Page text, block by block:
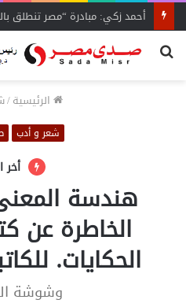
أحمد زكي: مبادرة “مصر تنطلق
بحث
الرئيسية/
شعر و أدب
أخر
هندسة
الخاطرة عن
الحكايات.
وشوشة